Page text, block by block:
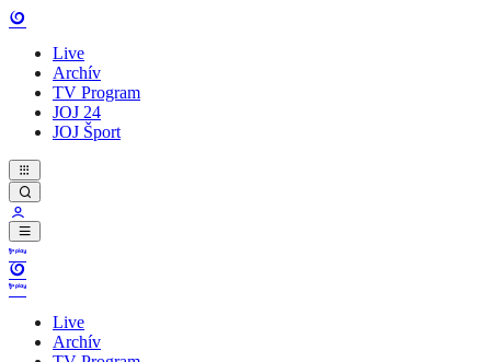
Live
Archív
TV Program
JOJ 24
JOJ Šport
Live
Archív